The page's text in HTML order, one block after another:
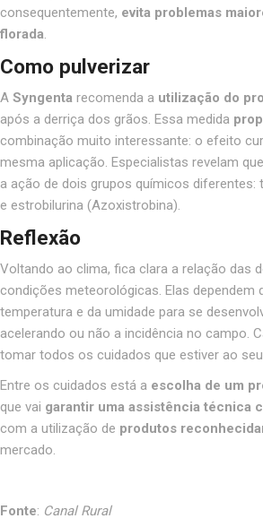
consequentemente, evita problemas
florada.
Como pulverizar
A Syngenta recomenda a utilização do
após a derriça dos grãos. Essa medida
combinação muito interessante: o efeito
mesma aplicação. Especialistas revelam
a ação de dois grupos químicos diferentes:
e estrobilurina (Azoxistrobina).
Reflexão
Voltando ao clima, fica clara a relação das
condições meteorológicas. Elas dependem
temperatura e da umidade para se
acelerando ou não a incidência no campo.
tomar todos os cuidados que estiver ao
Entre os cuidados está a escolha de um
que vai garantir uma assistência técnica
com a utilização de produtos
mercado.
Fonte: Canal Rural